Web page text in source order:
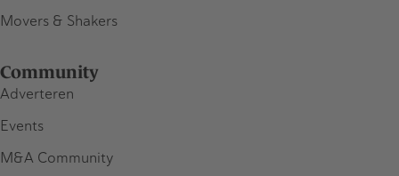
Movers & Shakers
Community
Adverteren
Events
M&A Community